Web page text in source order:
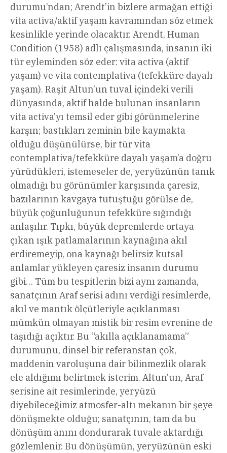
durumu’ndan; Arendt’in bizlere armağan ettiği
vita activa/aktif yaşam kavramından söz etmek
kesinlikle yerinde olacaktır. Arendt, Human
Condition (1958) adlı çalışmasında, insanın iki
tür eyleminden söz eder: vita activa (aktif
yaşam) ve vita contemplativa (tefekküre dayalı
yaşam). Raşit Altun’un tuval içindeki verili
dünyasında, aktif halde bulunan insanların
vita activa’yı temsil eder gibi görünmelerine
karşın; bastıkları zeminin bile kaymakta
olduğu düşünülürse, bir tür vita
contemplativa/tefekküre dayalı yaşam’a doğru
yürüdükleri, istemeseler de, yeryüzünün tanık
olmadığı bu görünümler karşısında çaresiz,
bazılarının kavgaya tutuştuğu görülse de,
büyük çoğunluğunun tefekküre sığındığı
anlaşılır. Tıpkı, büyük depremlerde ortaya
çıkan ışık patlamalarının kaynağına akıl
erdiremeyip, ona kaynağı belirsiz kutsal
anlamlar yükleyen çaresiz insanın durumu
gibi… Tüm bu tespitlerin bizi aynı zamanda,
sanatçının Araf serisi adını verdiği resimlerde,
akıl ve mantık ölçütleriyle açıklanması
mümkün olmayan mistik bir resim evrenine de
taşıdığı açıktır. Bu “akılla açıklanamama”
durumunu, dinsel bir referanstan çok,
maddenin varoluşuna dair bilinmezlik olarak
ele aldığımı belirtmek isterim. Altun’un, Araf
serisine ait resimlerinde, yeryüzü
diyebileceğimiz atmosfer-altı mekanın bir şeye
dönüşmekte olduğu; sanatçının, tam da bu
dönüşüm anını dondurarak tuvale aktardığı
gözlemlenir. Bu dönüşümün, yeryüzünün eski